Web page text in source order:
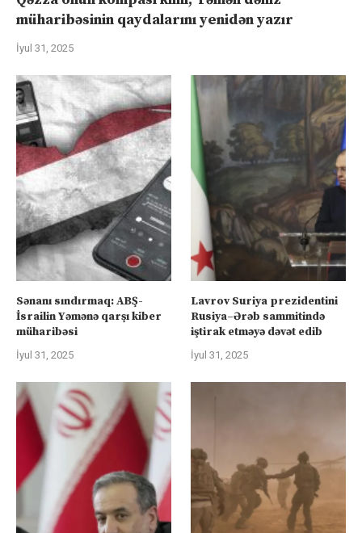
müharibəsinin qaydalarını yenidən yazır
İyul 31, 2025
Sənanı sındırmaq: ABŞ-
İsrailin Yəmənə qarşı kiber
müharibəsi
İyul 31, 2025
Lavrov Suriya prezidentini
Rusiya–Ərəb sammitində
iştirak etməyə dəvət edib
İyul 31, 2025